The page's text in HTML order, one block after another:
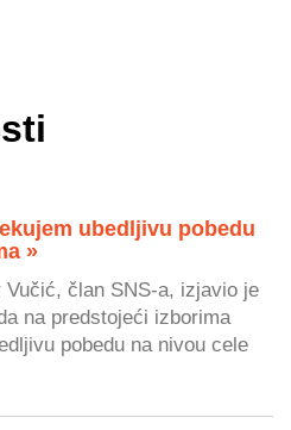
ubedljivu pobedu
»
Vučić, član SNS-a, izjavio je
na predstojeći izborima
pobedu na nivou cele